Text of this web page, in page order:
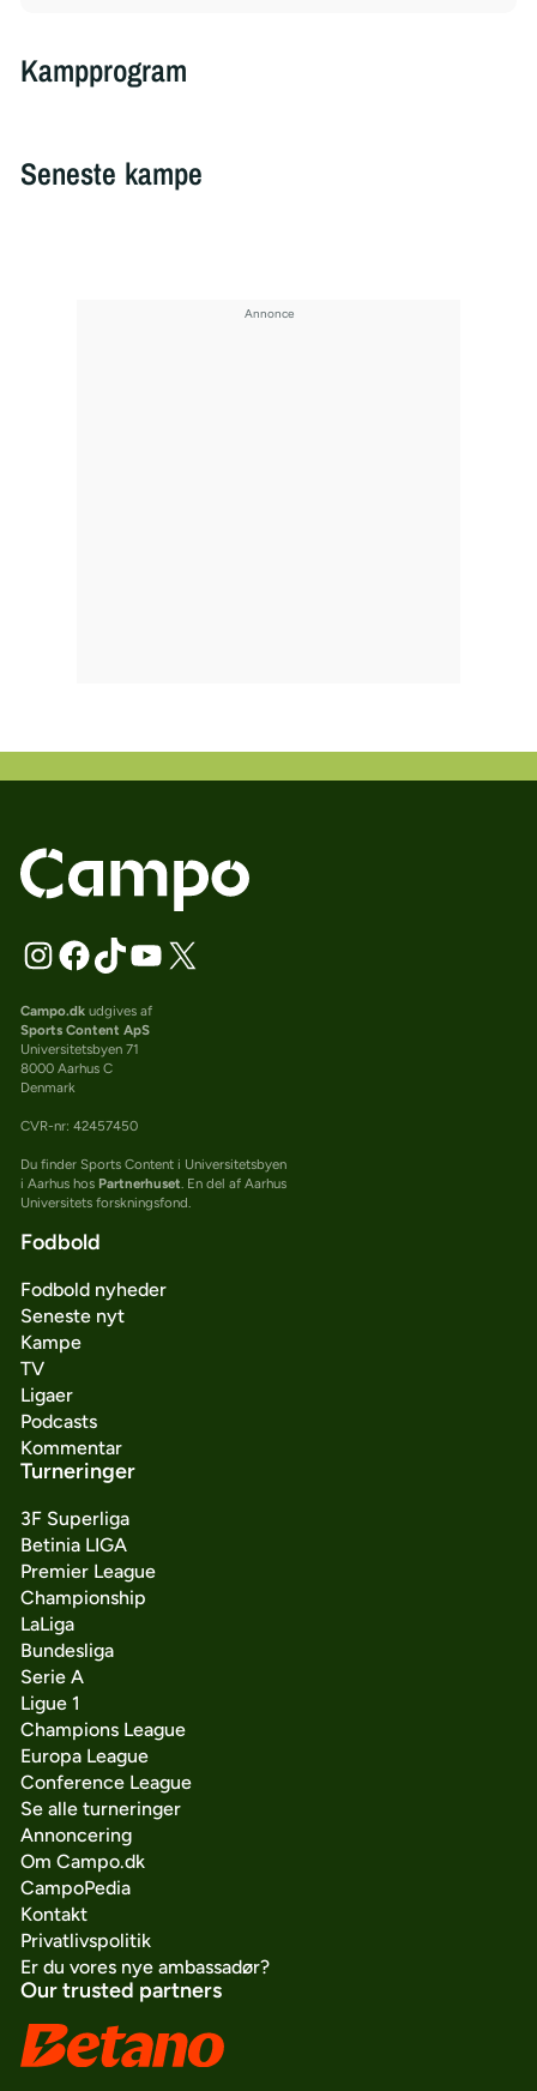
Kampprogram
Seneste kampe
Campo.dkudgives af
Sports Content ApS
Universitetsbyen 71
8000 Aarhus C
Denmark
CVR-nr: 42457450
Du finder Sports Content i Universitetsbyen
i Aarhus hos Partnerhuset . En del af Aarhus
Universitets forskningsfond.
Fodbold
Fodbold nyheder
Seneste nyt
Kampe
TV
Ligaer
Podcasts
Kommentar
Turneringer
3F Superliga
Betinia LIGA
Premier League
Championship
LaLiga
Bundesliga
Serie A
Ligue 1
Champions League
Europa League
Conference League
Se alle turneringer
Annoncering
Om Campo.dk
CampoPedia
Kontakt
Privatlivspolitik
Er du vores nye ambassadør?
Our trusted partners